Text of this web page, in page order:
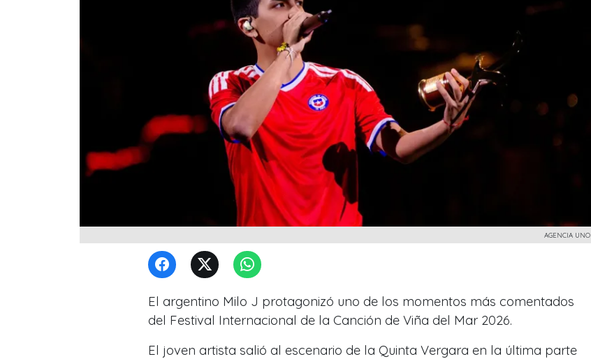
AGENCIA UNO
El argentino Milo J protagonizó uno de los momentos más comentados
del Festival Internacional de la Canción de Viña del Mar 2026.
El joven artista salió al escenario de la Quinta Vergara en la última parte